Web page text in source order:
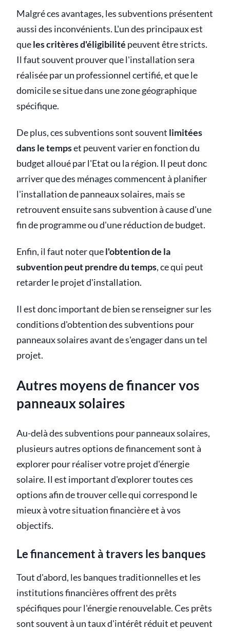
Malgré ces avantages, les subventions présentent
aussi des inconvénients. L'un des principaux est
queles critères d'éligibilité peuvent être stricts.
Il faut souvent prouver que l'installation sera
réalisée par un professionnel certifié, et que le
domicile se situe dans une zone géographique
spécifique.
De plus, ces subventions sont souvent limitées
dans le tempset peuvent varier en fonction du
budget alloué par l'Etat ou la région. Il peut donc
arriver que des ménages commencent à planifier
l'installation de panneaux solaires, mais se
retrouvent ensuite sans subvention à cause d'une
fin de programme ou d'une réduction de budget.
Enfin, il faut noter quel'obtention de la
subvention peut prendre du temps, ce qui peut
retarder le projet d'installation.
Il est donc important de bien se renseigner sur les
conditions d'obtention des subventions pour
panneaux solaires avant de s'engager dans un tel
projet.
Autres moyens de financer vos
panneaux solaires
Au-delà des subventions pour panneaux solaires,
plusieurs autres options de financement sont à
explorer pour réaliser votre projet d'énergie
solaire. Il est important d'explorer toutes ces
options afin de trouver celle qui correspond le
mieux à votre situation financière et à vos
objectifs.
Le financement à travers les banques
Tout d'abord, les banques traditionnelles et les
institutions financières offrent des prêts
spécifiques pour l'énergie renouvelable. Ces prêts
sont souvent à un taux d'intérêt réduit et peuvent